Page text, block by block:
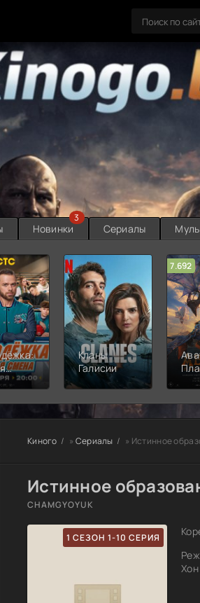
Новинки
3
Сериалы
Кланы
Галисии
7.692
Киного » Сериалы » Истинное
Истинное
CHAMGYOYUK
1 СЕЗОН 1-10 СЕРИЯ